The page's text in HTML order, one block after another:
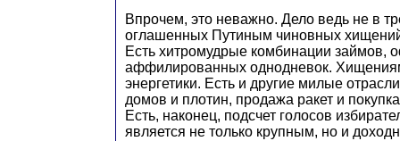
Впрочем, это неважно. Дело ведь не в
оглашенных Путиным чиновных
Есть хитромудрые комбинации займов,
аффилированных однодневок.
энергетики. Есть и другие милые
домов и плотин, продажа ракет и
Есть, наконец, подсчет голосов
является не только крупным, но и